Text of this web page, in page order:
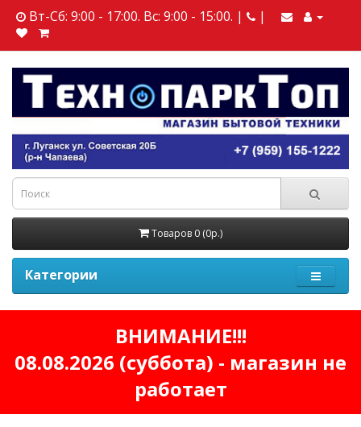
Вт-Сб: 9:00 - 17:00. Вс: 9:00 - 15:00. | |
Товаров 0 (0р.)
Категории
ВНИМАНИЕ!!!
08.08.2026 (суббота) - магазин не
работает